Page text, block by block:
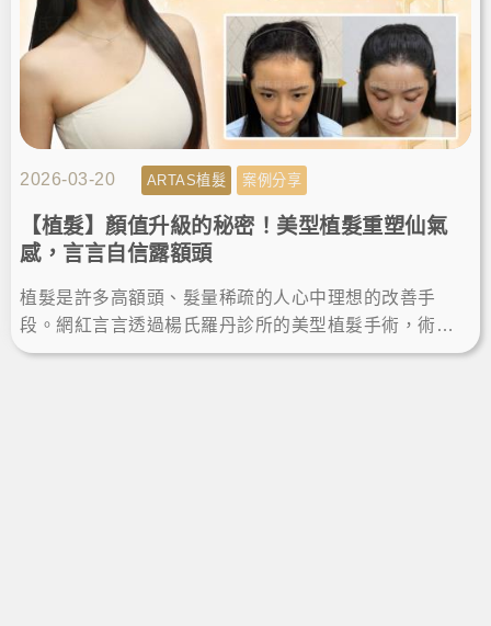
2026-03-20 ARTAS植髮 案例分享
【植髮】顏值升級的秘密！美型植髮重塑仙氣
感，言言自信露額頭
植髮是許多高額頭、髮量稀疏的人心中理想的改善手
段。網紅言言透過楊氏羅丹診所的美型植髮手術，術後
一年成功當髮量富翁，重拾自信、露額頭綁馬尾，擁有